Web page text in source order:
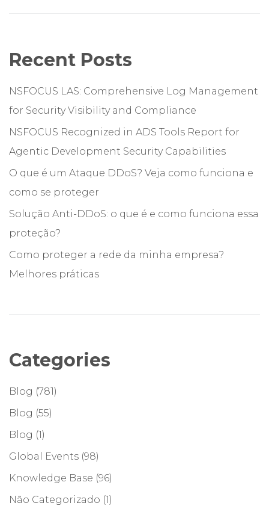
Recent Posts
NSFOCUS LAS: Comprehensive Log Management
for Security Visibility and Compliance
NSFOCUS Recognized in ADS Tools Report for
Agentic Development Security Capabilities
O que é um Ataque DDoS? Veja como funciona e
como se proteger
Solução Anti-DDoS: o que é e como funciona essa
proteção?
Como proteger a rede da minha empresa?
Melhores práticas
Categories
Blog (781)
Blog (55)
Blog (1)
Global Events (98)
Knowledge Base (96)
Não Categorizado (1)